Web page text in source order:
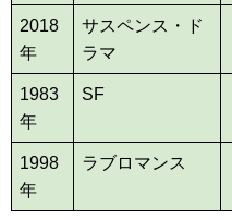
2018
年
サスペンス・ド
ラマ
1983
年
SF
1998
年
ラブロマンス